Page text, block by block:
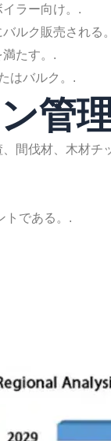
ラー向け。.
ルク販売される
たす。.
はバルク。.
管
間伐材、木材
トである。.